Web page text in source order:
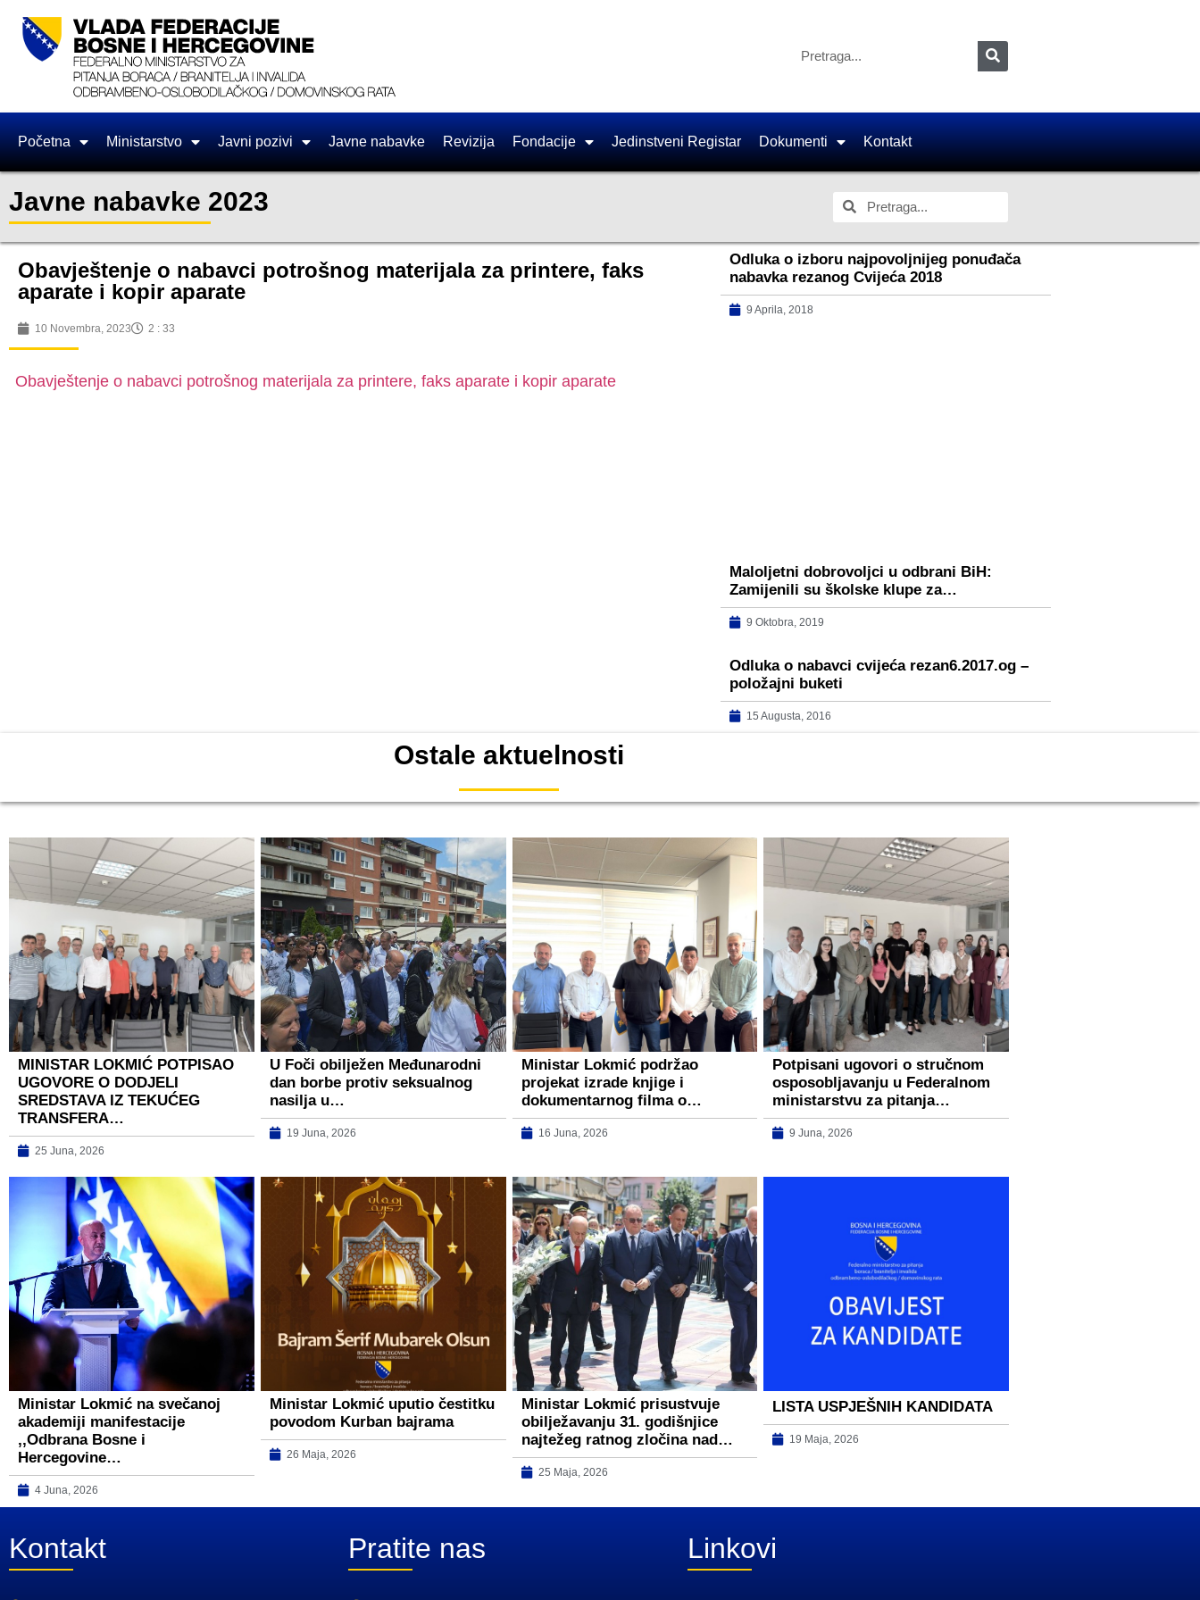
Početna Ministarstvo Javni pozivi Javne nabavke Revizija Fondacije Jedinstveni Registar Dokumenti Kontakt
Javne nabavke 2023
Obavještenje o nabavci potrošnog materijala za printere, faks
aparate i kopir aparate
10 Novembra, 2023 2 : 33
Obavještenje o nabavci potrošnog materijala za printere, faks aparate i kopir aparate
Odluka o izboru najpovoljnijeg ponuđača
nabavka rezanog Cvijeća 2018
9 Aprila, 2018
Maloljetni dobrovoljci u odbrani BiH:
Zamijenili su školske klupe za…
9 Oktobra, 2019
Odluka o nabavci cvijeća rezan6.2017.og –
položajni buketi
15 Augusta, 2016
Ostale aktuelnosti
MINISTAR LOKMIĆ POTPISAO
UGOVORE O DODJELI
SREDSTAVA IZ TEKUĆEG
TRANSFERA…
25 Juna, 2026
U Foči obilježen Međunarodni
dan borbe protiv seksualnog
nasilja u…
19 Juna, 2026
Ministar Lokmić podržao
projekat izrade knjige i
dokumentarnog filma o…
16 Juna, 2026
Potpisani ugovori o stručnom
osposobljavanju u Federalnom
ministarstvu za pitanja…
9 Juna, 2026
Ministar Lokmić na svečanoj
akademiji manifestacije
,,Odbrana Bosne i
Hercegovine…
4 Juna, 2026
Ministar Lokmić uputio čestitku
povodom Kurban bajrama
26 Maja, 2026
Ministar Lokmić prisustvuje
obilježavanju 31. godišnjice
najtežeg ratnog zločina nad…
25 Maja, 2026
LISTA USPJEŠNIH KANDIDATA
19 Maja, 2026
Kontakt Pratite nas Linkovi